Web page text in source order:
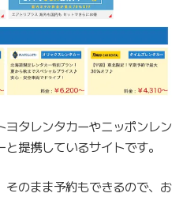
ヨタレンタカーやニッポンレン
提携しているサイトです。
のまま予約もできるので、お